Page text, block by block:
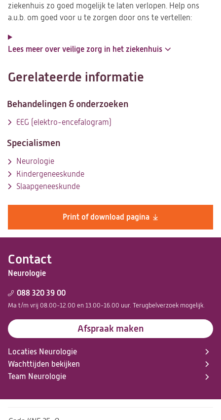
Contact
Neurologie
088 320 39 00
Ma t/m vrij 08.00-12.00 en 13.00-16.00 uur. Terugbelverzoek mogelijk.
Afspraak maken
Locaties Neurologie
Wachttijden bekijken
Team Neurologie
Print of download pagina
ziekenhuis zo goed mogelijk te laten verlopen. Help ons
a.u.b. om goed voor u te zorgen door ons te vertellen:
Lees meer over veilige zorg in het ziekenhuis
Gerelateerde informatie
Behandelingen & onderzoeken
EEG (elektro-encefalogram)
Specialismen
Neurologie
Kindergeneeskunde
Slaapgeneeskunde